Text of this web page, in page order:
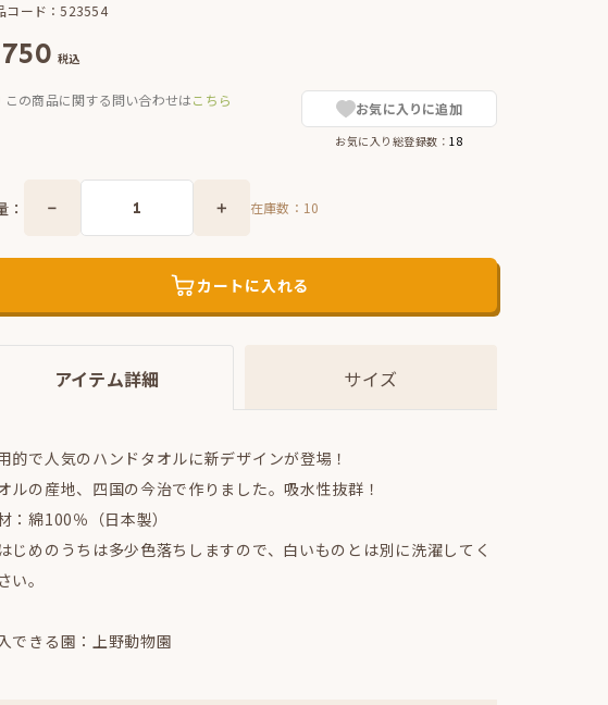
コード：523554
750 税込
この商品に関する問い合わせはこちら お気に入りに追加
お気に入り総登録数： 18
： 在庫数： 10
カートに入れる
アイテム詳細 サイズ
的で人気のハンドタオルに新デザインが登場！
ルの産地、四国の今治で作りました。吸水性抜群！
：綿100％（日本製）
じめのうちは多少色落ちしますので、白いものとは別に洗濯してく
い。
できる園：上野動物園